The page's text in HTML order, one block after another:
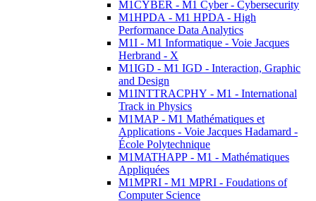
M1CYBER - M1 Cyber - Cybersecurity
M1HPDA - M1 HPDA - High
Performance Data Analytics
M1I - M1 Informatique - Voie Jacques
Herbrand - X
M1IGD - M1 IGD - Interaction, Graphic
and Design
M1INTTRACPHY - M1 - International
Track in Physics
M1MAP - M1 Mathématiques et
Applications - Voie Jacques Hadamard -
École Polytechnique
M1MATHAPP - M1 - Mathématiques
Appliquées
M1MPRI - M1 MPRI - Foudations of
Computer Science